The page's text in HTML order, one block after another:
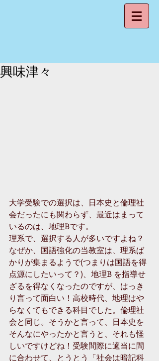
興味津々
大学受験での選択は、日本史と倫理社
会だったにも関わらず、最近はまって
いるのは、地理Bです。
理系で、選択する人が多いですよね？
なぜか、国語強化の当教室は、理系ば
かりが集まるようで(つまりは国語を得
点源にしたいって？)、地理B を指導せ
ざるを得なくなったのですが、はっき
り言って面白い！高校時代、地理はや
らなくてもできる科目でした。倫理社
会と同じ。そうかと言って、日本史を
そんなにやったかと言うと、それも怪
しいですけどね！受験間際に適当に間
に合わせて、とうとう「社会は暗記科